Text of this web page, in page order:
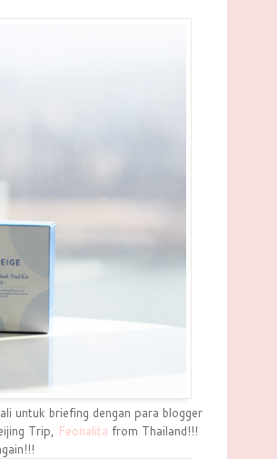
untuk briefing dengan para blogger
Trip, Feonalita from Thailand!!!